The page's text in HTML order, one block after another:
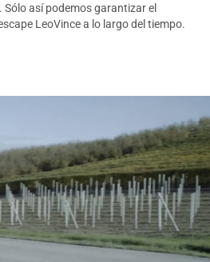
así podemos garantizar el
LeoVince a lo largo del tiempo.